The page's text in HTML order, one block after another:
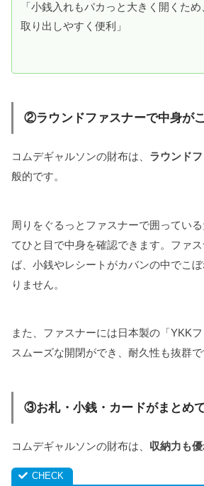
「小銭入れもパカっと大きく開くた
取り出しやすく便利」
②ラウンドファスナーで中身が
コムデギャルソンの財布は、 ラウンド
般的です。
周りをぐるっとファスナーで囲ってい
てひと目で中身を確認できます。ファ
ば、小銭やレシートがカバンの中でこ
りません。
また、ファスナーには日本製の「YKKフ
スムーズな開閉ができ、耐久性も抜群で
③お札・小銭・カードがまとめ
コムデギャルソンの財布は、 収納力も